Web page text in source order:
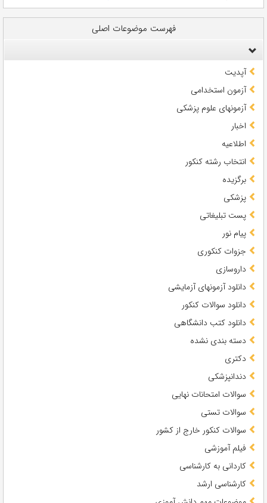
فهرست موضوعات اصلی
آپدیت
آزمون استخدامی
آزمونهای علوم پزشکی
اخبار
اطلاعیه
انتخاب رشته کنکور
برگزیده
پزشکی
پست تبلیغاتی
پیام نور
جزوات کنکوری
داروسازی
دانلود آزمونهای آزمایشی
دانلود سوالات کنکور
دانلود کتب دانشگاهی
دسته بندی نشده
دکتری
دندانپزشکی
سوالات امتحانات نهایی
سوالات تستی
سوالات کنکور خارج از کشور
فیلم آموزشی
کاردانی به کارشناسی
کارشناسی ارشد